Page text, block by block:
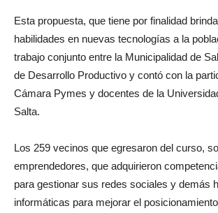
Esta propuesta, que tiene por finalidad
habilidades en nuevas tecnologías a la
trabajo conjunto entre la Municipalidad de
de Desarrollo Productivo y contó con la
Cámara Pymes y docentes de la
Salta.
Los 259 vecinos que egresaron del curso,
emprendedores, que adquirieron
para gestionar sus redes sociales y demás
informáticas para mejorar el